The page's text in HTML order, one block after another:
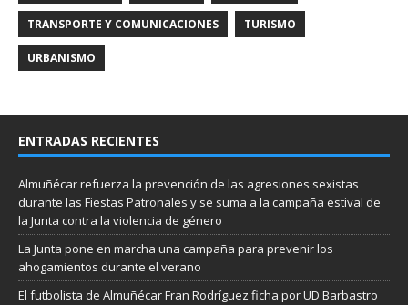
TRANSPORTE Y COMUNICACIONES TURISMO
URBANISMO
ENTRADAS RECIENTES
Almuñécar refuerza la prevención de las agresiones sexistas
durante las Fiestas Patronales y se suma a la campaña estival de
la Junta contra la violencia de género
La Junta pone en marcha una campaña para prevenir los
ahogamientos durante el verano
El futbolista de Almuñécar Fran Rodríguez ficha por UD Barbastro